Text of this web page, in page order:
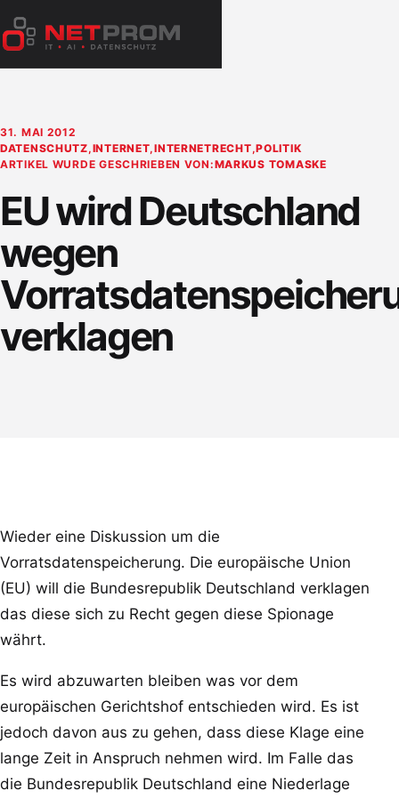
Inhalt
31. MAI 2012
DATENSCHUTZ,INTERNET,INTERNETRECHT,POLITIK
ARTIKEL WURDE GESCHRIEBEN VON:MARKUS TOMASKE
EU wird Deutschland
wegen
verklagen
Wieder eine Diskussion um die
Vorratsdatenspeicherung. Die europäische Union
(EU) will die Bundesrepublik Deutschland verklagen
das diese sich zu Recht gegen diese Spionage
währt.
Es wird abzuwarten bleiben was vor dem
europäischen Gerichtshof entschieden wird. Es ist
jedoch davon aus zu gehen, dass diese Klage eine
lange Zeit in Anspruch nehmen wird. Im Falle das
die Bundesrepublik Deutschland eine Niederlage